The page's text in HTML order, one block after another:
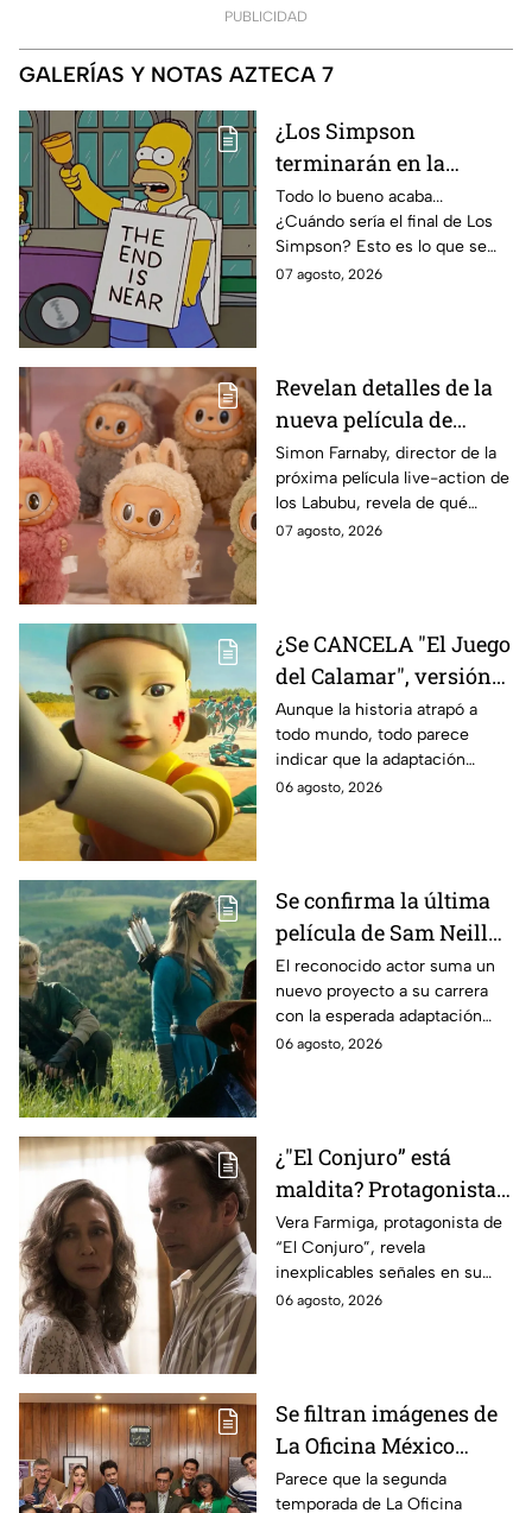
PUBLICIDAD
GALERÍAS Y NOTAS AZTECA 7
¿Los Simpson
terminarán en la
temporada 40? Actriz
de Bart Simpson da
IMPACTANTE
declaración
Todo lo bueno acaba...
¿Cuándo sería el final de Los
Simpson? Esto es lo que se
sabe:
07 agosto, 2026
Revelan detalles de la
nueva película de
Labubu: de qué tratará
y cuándo se estrena
Simon Farnaby, director de la
próxima película live-action de
los Labubu, revela de qué
tratará la cinta. Aquí te
07 agosto, 2026
¿Se CANCELA "El Juego
del Calamar", versión
Estados Unidos? Esto
es lo que se sabe al
momento
Aunque la historia atrapó a
todo mundo, todo parece
indicar que la adaptación
podría ser cancelada:
06 agosto, 2026
Se confirma la última
película de Sam Neill
antes de morir: esto es
lo que se sabe hasta
ahora
El reconocido actor suma un
nuevo proyecto a su carrera
con la esperada adaptación
cinematográfica del popular
06 agosto, 2026
¿"El Conjuro” está
maldita? Protagonista
revela INQUIETANTES
señales en su cuerpo
durante la grabación de
la película
Vera Farmiga, protagonista de
“El Conjuro”, revela
inexplicables señales en su
cuerpo durante el rodaje de la
06 agosto, 2026
Se filtran imágenes de
La Oficina México
temporada 2 y un
Parece que la segunda
temporada de La Oficina